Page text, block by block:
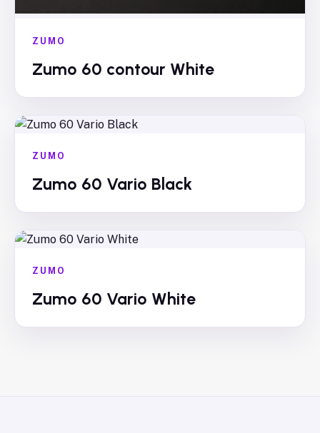
ZUMO
Zumo 60 contour White
ZUMO
Zumo 60 Vario Black
ZUMO
Zumo 60 Vario White